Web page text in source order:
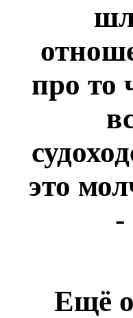
про то
это
-
Ещё